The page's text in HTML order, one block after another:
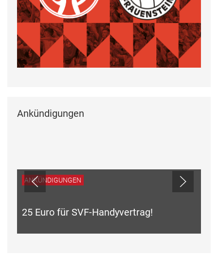
Ankündigungen